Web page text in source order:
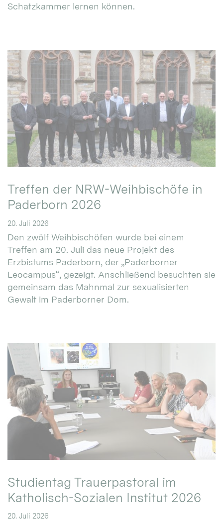
Schatzkammer lernen können.
Treffen der NRW-Weihbischöfe in
Paderborn 2026
20. Juli 2026
Den zwölf Weihbischöfen wurde bei einem
Treffen am 20. Juli das neue Projekt des
Erzbistums Paderborn, der „Paderborner
Leocampus“, gezeigt. Anschließend besuchten sie
gemeinsam das Mahnmal zur sexualisierten
Gewalt im Paderborner Dom.
Studientag Trauerpastoral im
Katholisch-Sozialen Institut 2026
20. Juli 2026